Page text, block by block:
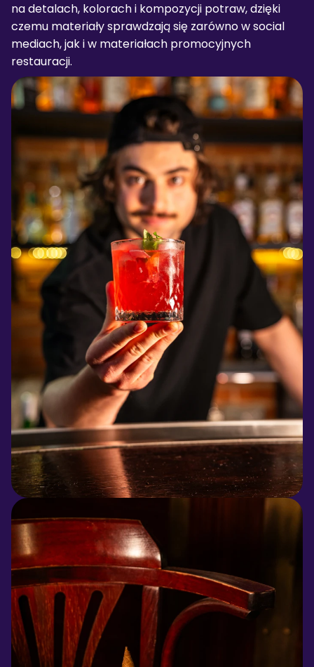
na detalach, kolorach i kompozycji potraw, dzięki
czemu materiały sprawdzają się zarówno w social
mediach, jak i w materiałach promocyjnych
restauracji.